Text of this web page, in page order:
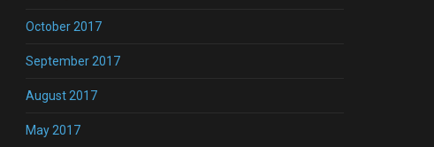
October 2017
September 2017
August 2017
May 2017